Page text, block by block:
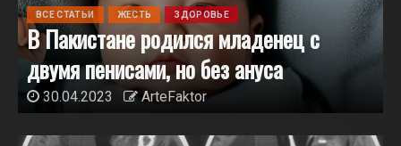
ВСЕ СТАТЬИ ЖЕСТЬ ЗДОРОВЬЕ
В Пакистане родился младенец с
двумя пенисами, но без ануса
30.04.2023 ArteFaktor